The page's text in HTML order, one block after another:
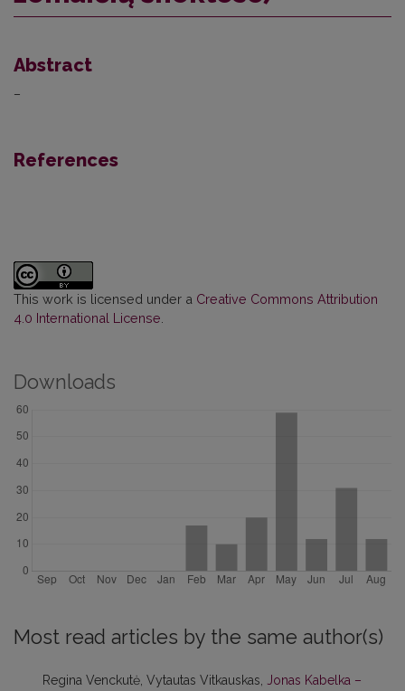
Abstract
–
References
This work is licensed under a Creative Commons Attribution
4.0 International License
Downloads
Most read articles by the same author(s)
Regina Venckutė, Vytautas Vitkauskas, Jonas Kabelka –